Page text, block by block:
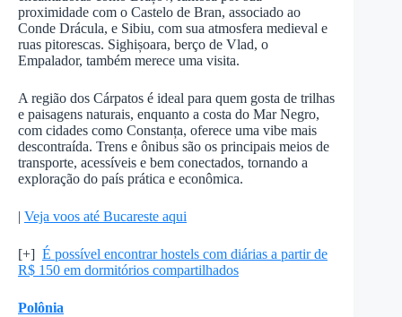
proximidade com o Castelo de Bran, associado ao
Conde Drácula, e Sibiu, com sua atmosfera medieval e
ruas pitorescas. Sighișoara, berço de Vlad, o
Empalador, também merece uma visita.
A região dos Cárpatos é ideal para quem gosta de trilhas
e paisagens naturais, enquanto a costa do Mar Negro,
com cidades como Constanța, oferece uma vibe mais
descontraída. Trens e ônibus são os principais meios de
transporte, acessíveis e bem conectados, tornando a
exploração do país prática e econômica.
| Veja voos até Bucareste aqui
[+] É possível encontrar hostels com diárias a partir de
R$ 150 em dormitórios compartilhados
Polônia